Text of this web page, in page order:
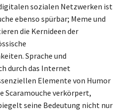
sozialen Netzwerken ist
ebenso spürbar; Meme und
die Kernideen der
Sprache und
durch das Internet
Elemente von Humor
Scaramouche verkörpert,
seine Bedeutung nicht nur